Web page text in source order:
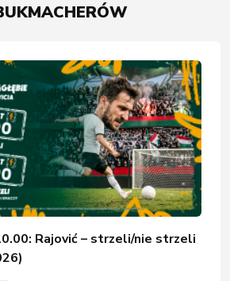
Rajović – strzeli/nie strzeli